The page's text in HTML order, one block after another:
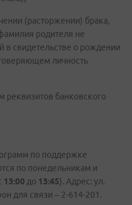
(расторжении) брака,
родителя не
в свидетельстве о рождении
личность
реквизитов банковского
по поддержке
по понедельникам и
13:00 до 13:45). Адрес: ул.
для связи – 2-614-201.